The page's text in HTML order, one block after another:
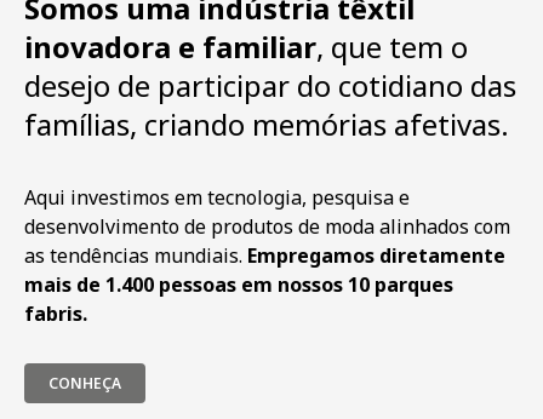
Somos uma indústria têxtil
inovadora e familiar, que tem o
desejo de participar do cotidiano das
famílias, criando memórias afetivas.
Aqui investimos em tecnologia, pesquisa e
desenvolvimento de produtos de moda alinhados com
as tendências mundiais. Empregamos diretamente
mais de 1.400 pessoas em nossos 10 parques
fabris.
CONHEÇA